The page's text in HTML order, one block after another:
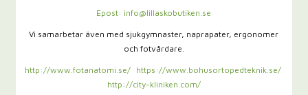
Epost: info@lillaskobutiken.se
Vi samarbetar även med sjukgymnaster, naprapater, ergonomer
och fotvårdare.
http://www.fotanatomi.se/
https://www.bohusortopedteknik.se/
http://city-kliniken.com/